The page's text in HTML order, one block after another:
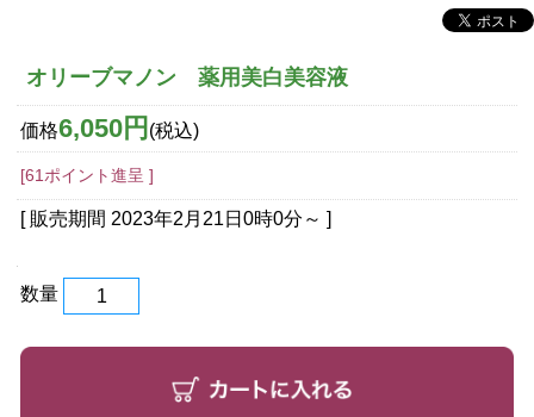
オリーブマノン 薬用美白美容液
価格6,050円 (税込)
[61ポイント進呈 ]
[ 販売期間 2023年2月21日0時0分 ～ ]
数量